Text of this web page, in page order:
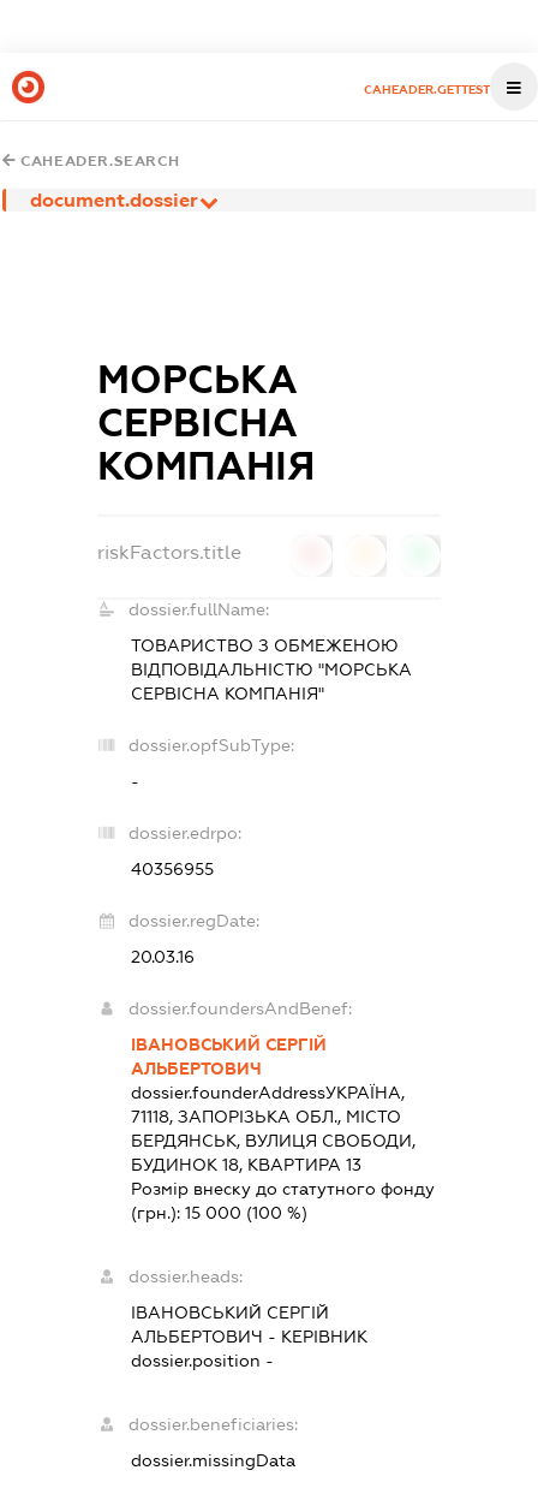
CAHEADER.GETTEST
CAHEADER.SEARCH
document.dossier
МОРСЬКА
СЕРВІСНА
КОМПАНІЯ
riskFactors.title
dossier.fullName:
ТОВАРИСТВО З ОБМЕЖЕНОЮ
ВІДПОВІДАЛЬНІСТЮ "МОРСЬКА
СЕРВІСНА КОМПАНІЯ"
dossier.opfSubType:
-
dossier.edrpo:
40356955
dossier.regDate:
20.03.16
dossier.foundersAndBenef:
ІВАНОВСЬКИЙ СЕРГІЙ
АЛЬБЕРТОВИЧ
dossier.founderAddressУКРАЇНА,
71118, ЗАПОРІЗЬКА ОБЛ., МІСТО
БЕРДЯНСЬК, ВУЛИЦЯ СВОБОДИ,
БУДИНОК 18, КВАРТИРА 13
Розмір внеску до статутного фонду
(грн.): 15 000 (100 %)
dossier.heads:
ІВАНОВСЬКИЙ СЕРГІЙ
АЛЬБЕРТОВИЧ - КЕРІВНИК
dossier.position -
dossier.beneficiaries:
dossier.missingData